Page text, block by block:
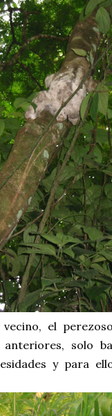
el
solo
y para